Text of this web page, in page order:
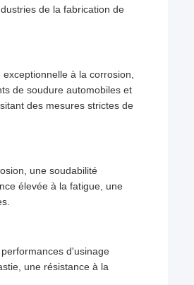
de la fabrication de
à la corrosion,
de soudure automobiles et
des mesures strictes de
une soudabilité
élevée à la fatigue, une
d'usinage
une résistance à la